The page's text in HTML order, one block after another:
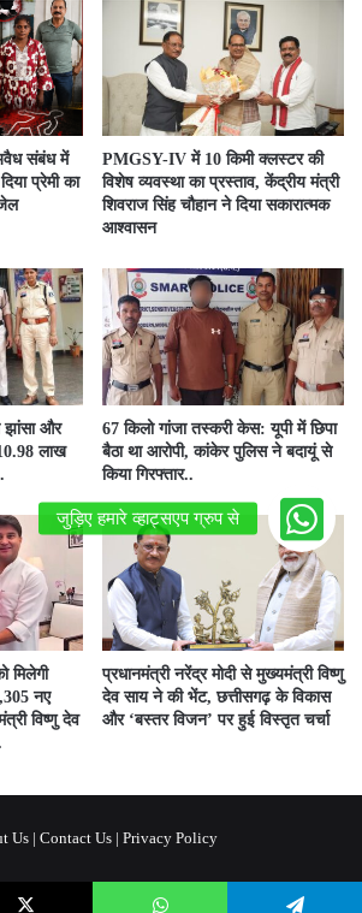
संबंध में
प्रेमी का
PMGSY-IV में 10 किमी क्लस्टर की
विशेष व्यवस्था का प्रस्ताव, केंद्रीय मंत्री
शिवराज सिंह चौहान ने दिया सकारात्मक
आश्वासन
झांसा और
लाख
67 किलो गांजा तस्करी केस: यूपी में छिपा
बैठा था आरोपी, कांकेर पुलिस ने बदायूं से
किया गिरफ्तार..
मिलेगी
नए
विष्णु देव
प्रधानमंत्री नरेंद्र मोदी से मुख्यमंत्री विष्णु
देव साय ने की भेंट, छत्तीसगढ़ के विकास
और ‘बस्तर विजन’ पर हुई विस्तृत चर्चा
Us | Contact Us | Privacy Policy